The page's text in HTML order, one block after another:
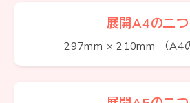
展開A4の二
297mm × 210mm （A4